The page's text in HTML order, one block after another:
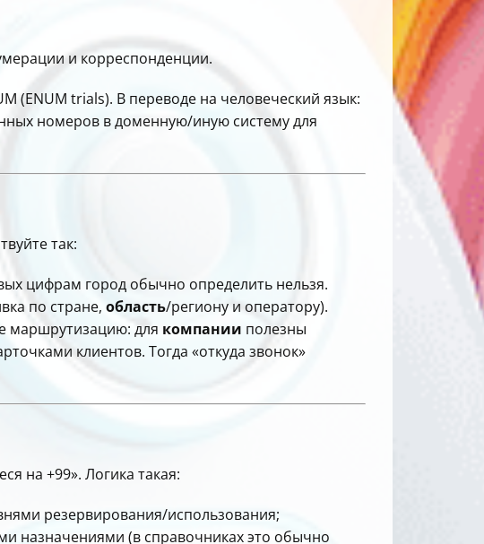
и корреспонденции.
(ENUM trials). В переводе на человеческий язык:
номеров в доменную/иную систему для
так:
цифрам город обычно определить нельзя.
по стране, область/региону и оператору).
маршрутизацию: для компании полезны
клиентов. Тогда «откуда звонок»
на +99». Логика такая:
резервирования/использования;
назначениями (в справочниках это обычно